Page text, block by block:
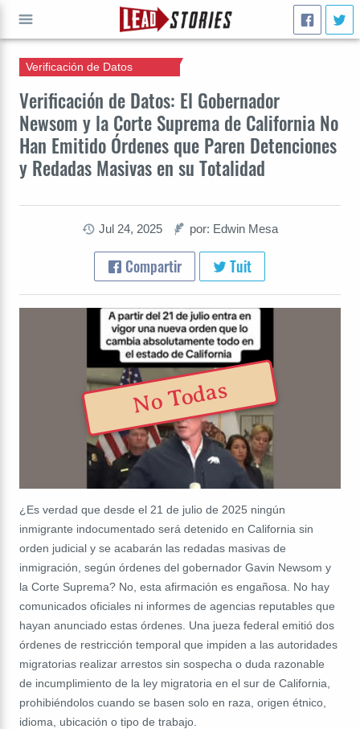
Verificación de Datos: El Gobernador
Newsom y la Corte Suprema de California No
Han Emitido Órdenes que Paren Detenciones
y Redadas Masivas en su Totalidad
Verificación de Datos
Jul 24, 2025 por: Edwin Mesa
Compartir Tuit
No Todas
¿Es verdad que desde el 21 de julio de 2025 ningún
inmigrante indocumentado será detenido en California sin
orden judicial y se acabarán las redadas masivas de
inmigración, según órdenes del gobernador Gavin Newsom y
la Corte Suprema? No, esta afirmación es engañosa. No hay
comunicados oficiales ni informes de agencias reputables que
hayan anunciado estas órdenes. Una jueza federal emitió dos
órdenes de restricción temporal que impiden a las autoridades
migratorias realizar arrestos sin sospecha o duda razonable
de incumplimiento de la ley migratoria en el sur de California,
prohibiéndolos cuando se basen solo en raza, origen étnico,
idioma, ubicación o tipo de trabajo.
IR A